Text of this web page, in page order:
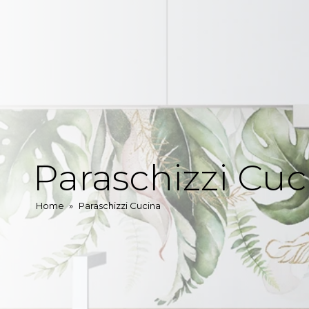
Paraschizzi
Home » Paraschizzi Cucina